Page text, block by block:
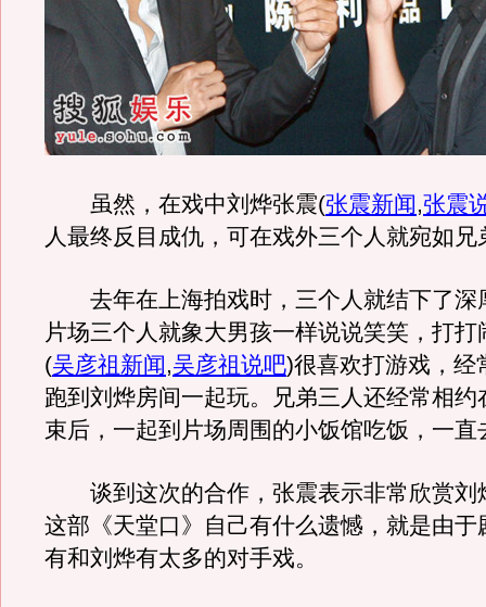
虽然，在戏中刘烨张震(张震新闻,张震
人最终反目成仇，可在戏外三个人就宛如兄
去年在上海拍戏时，三个人就结下了深
片场三个人就象大男孩一样说说笑笑，打打
(吴彦祖新闻,吴彦祖说吧)很喜欢打游戏，经
跑到刘烨房间一起玩。兄弟三人还经常相约
束后，一起到片场周围的小饭馆吃饭，一直
谈到这次的合作，张震表示非常欣赏刘
这部《天堂口》自己有什么遗憾，就是由于
有和刘烨有太多的对手戏。